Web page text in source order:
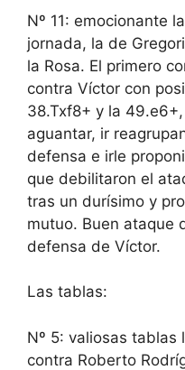
Nº 11: emocionante
jornada, la de
la Rosa. El primero
contra Víctor con
38.Txf8+ y la
aguantar, ir
defensa e irle
que debilitaron el
tras un durísimo y
mutuo. Buen ataque
defensa de Víctor.
Las tablas:
Nº 5: valiosas tablas
contra Roberto